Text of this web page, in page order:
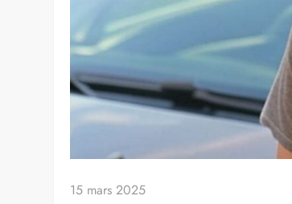
15 mars 2025